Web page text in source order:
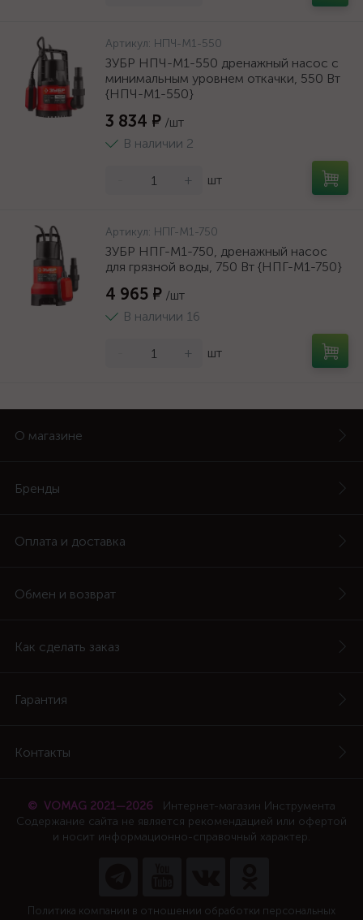
Артикул: НПЧ-М1-550
ЗУБР НПЧ-М1-550 дренажный насос с
минимальным уровнем откачки, 550 Вт
{НПЧ-М1-550}
3 834 ₽ /шт
В наличии 2
+ шт
Артикул: НПГ-М1-750
ЗУБР НПГ-М1-750, дренажный насос
для грязной воды, 750 Вт {НПГ-М1-750}
4 965 ₽ /шт
В наличии 16
+ шт
О магазине
Бренды
Оплата и доставка
Обмен и возврат
Как сделать заказ
Гарантия
Контакты
© VOMAG 2021—2026
Интернет-магазин Инструмента
Содержание сайта не является рекомендацией или офертой
и носит информационно-справочный характер.
Политика компании в отношении обработки персональных